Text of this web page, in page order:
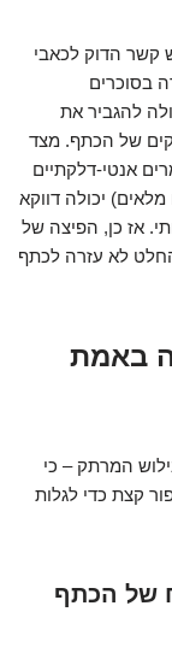
קשר הדוק לכאבי
בסוכרים
להגביר את
של הכתף. מצד
אנטי-דלקתיים
מלאים) יכולה דווקא
אז כן, הפיצה של
לא עזרה לכתף
באמת
המרתק – כי
קצת כדי לגלות